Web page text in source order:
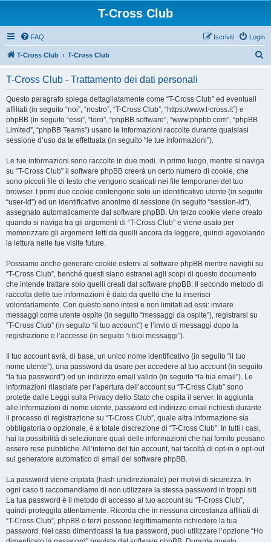
T-Cross Club
FAQ Login
Iscriviti
T-Cross Club T-Cross Club
T-Cross Club - Trattamento dei dati personali
Questo paragrafo spiega dettagliatamente come “T-Cross Club” ed eventuali
affiliati (in seguito “noi”, “nostro”, “T-Cross Club”, “https://www.t-cross.it”) e
phpBB (in seguito “essi”, “loro”, “phpBB software”, “www.phpbb.com”, “phpBB
Limited”, “phpBB Teams”) usano le informazioni raccolte durante qualsiasi
sessione d’uso da te effettuata (in seguito “le tue informazioni”).
Le tue informazioni sono raccolte in due modi. In primo luogo, mentre si naviga
su “T-Cross Club” il software phpBB creerà un certo numero di cookie, che
sono piccoli file di testo che vengono scaricati nei file temporanei del tuo
browser. I primi due cookie contengono solo un identificativo utente (in seguito
“user-id”) ed un identificativo anonimo di sessione (in seguito “session-id”),
assegnato automaticamente dal software phpBB. Un terzo cookie viene creato
quando si naviga tra gli argomenti di “T-Cross Club” e viene usato per
memorizzare gli argomenti letti da quelli ancora da leggere, quindi agevolando
la lettura nelle tue visite future.
Possiamo anche generare cookie esterni al software phpBB mentre navighi su
“T-Cross Club”, benché questi siano estranei agli scopi di questo documento
che intende trattare solo quelli creati dal software phpBB. Il secondo metodo di
raccolta delle tue informazioni è dato da quello che tu inserisci
volontariamente. Con questo sono intesi e non limitati ad essi: inviare
messaggi come utente ospite (in seguito “messaggi da ospite”), registrarsi su
“T-Cross Club” (in seguito “il tuo account”) e l’invio di messaggi dopo la
registrazione e l’accesso (in seguito “i tuoi messaggi”).
Il tuo account avrà, di base, un unico nome identificativo (in seguito “il tuo
nome utente”), una password da usare per accedere al tuo account (in seguito
“la tua password”) ed un indirizzo email valido (in seguito “la tua email”). Le
informazioni rilasciate per l’apertura dell’account su “T-Cross Club” sono
protette dalle Leggi sulla Privacy dello Stato che ospita il server. In aggiunta
alle informazioni di nome utente, password ed indirizzo email richiesti durante
il processo di registrazione su “T-Cross Club”, quale altra informazione sia
obbligatoria o opzionale, è a totale discrezione di “T-Cross Club”. In tutti i casi,
hai la possibilità di selezionare quali delle informazioni che hai fornito possano
essere rese pubbliche. All’interno del tuo account, hai facoltà di opt-in o opt-out
sul generatore automatico di email del software phpBB.
La password viene criptata (hash unidirezionale) per motivi di sicurezza. In
ogni caso ti raccomandiamo di non utilizzare la stessa password in troppi siti.
La tua password è il metodo di accesso al tuo account su “T-Cross Club”,
quindi proteggila attentamente. Ricorda che in nessuna circostanza affiliati di
“T-Cross Club”, phpBB o terzi possono legittimamente richiedere la tua
password. Nel caso dimenticassi la tua password, puoi utilizzare l’opzione “Ho